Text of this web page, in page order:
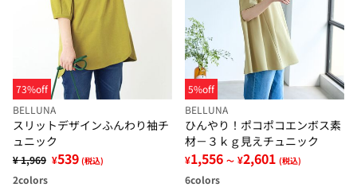
73%off
BELLUNA
スリットデザインふんわり袖チ
ュニック
¥ 1,969 ¥539 (税込)
2colors
5%off
BELLUNA
ひんやり！ポコポコエンボス素
材－３ｋｇ見えチュニック
¥1,556 ～ ¥2,601 (税込)
6colors